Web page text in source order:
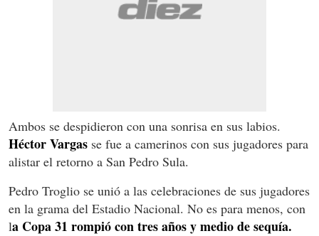
Ambos se despidieron con una sonrisa en sus labios.
Héctor Vargas se fue a camerinos con sus jugadores para
alistar el retorno a San Pedro Sula.
Pedro Troglio se unió a las celebraciones de sus jugadores
en la grama del Estadio Nacional. No es para menos, con
la Copa 31 rompió con tres años y medio de sequía.